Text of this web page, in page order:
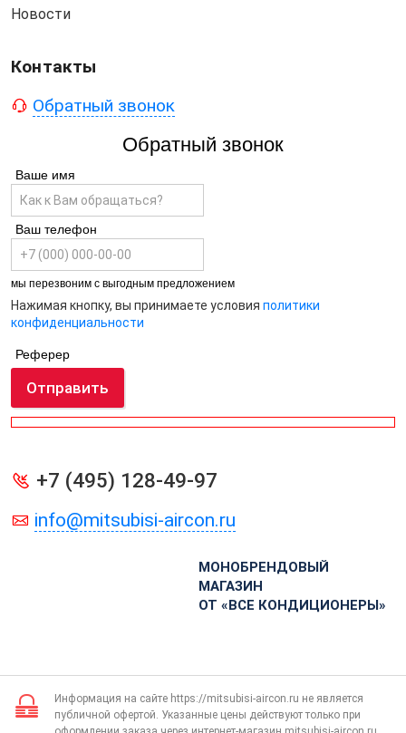
Новости
Контакты
Обратный звонок
Обратный звонок
Ваше имя
Ваш телефон
мы перезвоним с выгодным предложением
Нажимая кнопку, вы принимаете условия политики
конфиденциальности
Реферер
Отправить
+7 (495) 128-49-97
info@mitsubisi-aircon.ru
МОНОБРЕНДОВЫЙ
МАГАЗИН
ОТ «ВСЕ КОНДИЦИОНЕРЫ»
Информация на сайте https://mitsubisi-aircon.ru не является
публичной офертой. Указанные цены действуют только при